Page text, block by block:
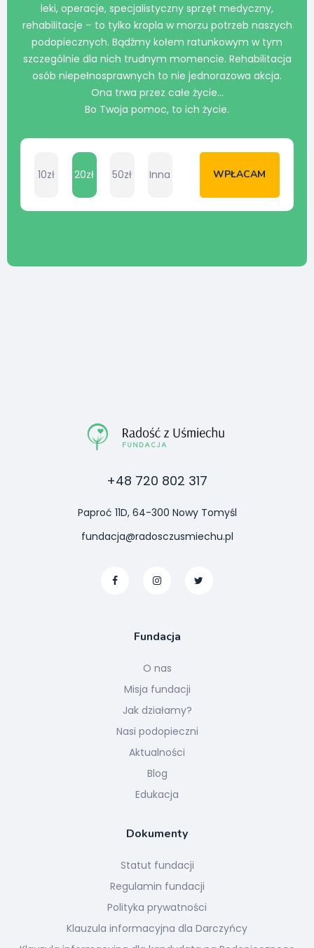
leki, operacje, specjalistyczny sprzęt medyczny,
rehabilitacje – to tylko kropla w morzu potrzeb naszych
podopiecznych. Bądźmy kołem ratunkowym w tym
szczególnie dla nich trudnym momencie. Rehabilitacja
osób niepełnosprawnych to nie jednorazowa akcja.
Ona trwa przez całe życie…
Bo Twoja pomoc, to ich życie.
10zł 20zł 50zł Inna WPŁACAM
+48 720 802 317
Paproć 11D, 64-300 Nowy Tomyśl
fundacja@radosczusmiechu.pl
Fundacja
O nas
Misja fundacji
Jak działamy?
Nasi podopieczni
Aktualności
Blog
Edukacja
Dokumenty
Statut fundacji
Regulamin fundacji
Polityka prywatności
Klauzula informacyjna dla Darczyńcy